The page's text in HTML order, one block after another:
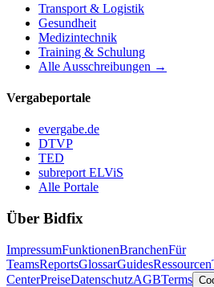
Transport & Logistik
Gesundheit
Medizintechnik
Training & Schulung
Alle Ausschreibungen →
Vergabeportale
evergabe.de
DTVP
TED
subreport ELViS
Alle Portale
Über Bidfix
ImpressumFunktionenBranchenFür
TeamsReportsGlossarGuidesRessourcen
CenterPreiseDatenschutzAGBTerms